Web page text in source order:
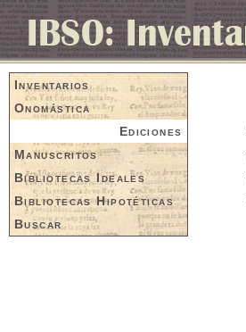
Inventarios
Onomástica
Ediciones
Manuscritos
Bibliotecas Ideales
Bibliotecas Hipotéticas
Buscar